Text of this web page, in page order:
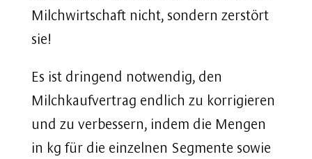
Milchwirtschaft nicht, sondern zerstört
sie!
Es ist dringend notwendig, den
Milchkaufvertrag endlich zu korrigieren
und zu verbessern, indem die Mengen
in kg für die einzelnen Segmente sowie